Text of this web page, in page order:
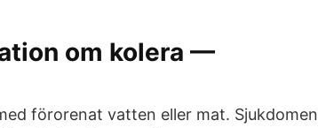
om kolera —
förorenat vatten eller mat. Sjukdomen